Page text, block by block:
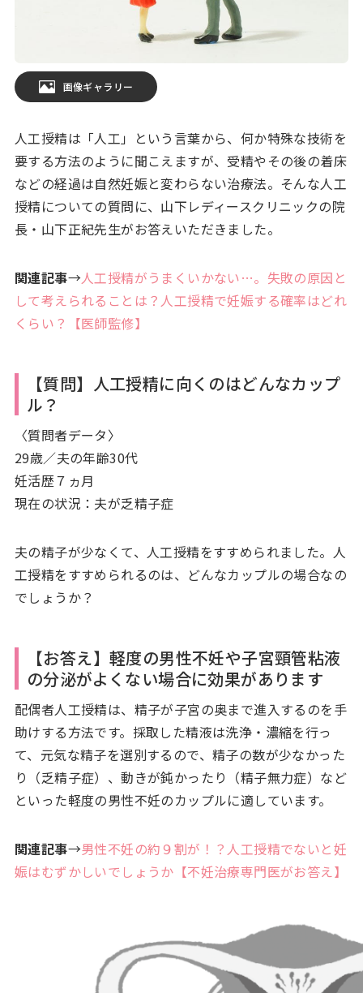
画像ギャラリー
人工授精は「人工」という言葉から、何か特殊な技術を
要する方法のように聞こえますが、受精やその後の着床
などの経過は自然妊娠と変わらない治療法。そんな人工
授精についての質問に、山下レディースクリニックの院
長・山下正紀先生がお答えいただきました。
関連記事→人工授精がうまくいかない…。失敗の原因と
して考えられることは？人工授精で妊娠する確率はどれ
くらい？【医師監修】
【質問】人工授精に向くのはどんなカップ
ル？
〈質問者データ〉
29歳／夫の年齢30代
妊活歴７ヵ月
現在の状況：夫が乏精子症
夫の精子が少なくて、人工授精をすすめられました。人
工授精をすすめられるのは、どんなカップルの場合なの
でしょうか？
【お答え】軽度の男性不妊や子宮頸管粘液
の分泌がよくない場合に効果があります
配偶者人工授精は、精子が子宮の奥まで進入するのを手
助けする方法です。採取した精液は洗浄・濃縮を行っ
て、元気な精子を選別するので、精子の数が少なかった
り（乏精子症）、動きが鈍かったり（精子無力症）など
といった軽度の男性不妊のカップルに適しています。
関連記事→男性不妊の約９割が！？人工授精でないと妊
娠はむずかしいでしょうか【不妊治療専門医がお答え】